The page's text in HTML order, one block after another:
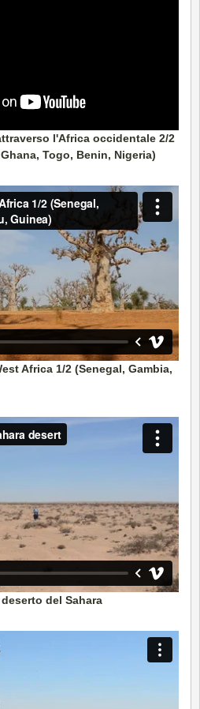
l'Africa occidentale 2/2
Togo, Benin, Nigeria)
Africa 1/2 (Senegal, Gambia,
del Sahara